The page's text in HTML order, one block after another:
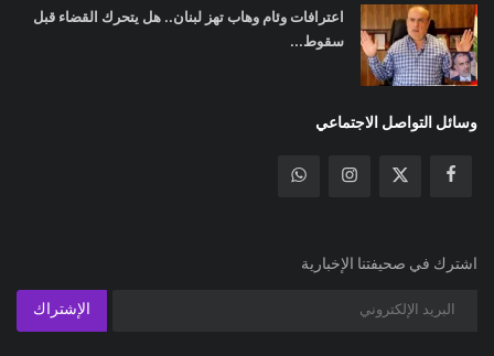
اعترافات وئام وهاب تهز لبنان.. هل يتحرك القضاء قبل
سقوط...
وسائل التواصل الاجتماعي
اشترك في صحيفتنا الإخبارية
الإشتراك